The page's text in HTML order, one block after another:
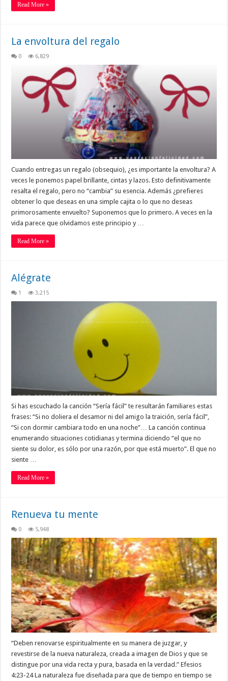
Read More »
La envoltura del regalo
0 6,829
Cuando entregas un regalo (obsequio), ¿es importante la envoltura? A
veces le ponemos papel brillante, cintas y lazos. Esto definitivamente
resalta el regalo, pero no “cambia” su esencia. Además ¿prefieres
obtener lo que deseas en una simple cajita o lo que no deseas
primorosamente envuelto? Suponemos que lo primero. A veces en la
vida parece que olvidamos este principio y …
Read More »
Alégrate
1 3,215
Si has escuchado la canción “Sería fácil” te resultarán familiares estas
frases: “Si no doliera el desamor ni del amigo la traición, sería fácil”,
“Si con dormir cambiara todo en una noche”… La canción continua
enumerando situaciones cotidianas y termina diciendo “el que no
siente su dolor, es sólo por una razón, por que está muerto”. El que no
siente …
Read More »
Renueva tu mente
0 5,948
“Deben renovarse espiritualmente en su manera de juzgar, y
revestirse de la nueva naturaleza, creada a imagen de Dios y que se
distingue por una vida recta y pura, basada en la verdad.” Efesios
4:23-24 La naturaleza fue diseñada para que de tiempo en tiempo se